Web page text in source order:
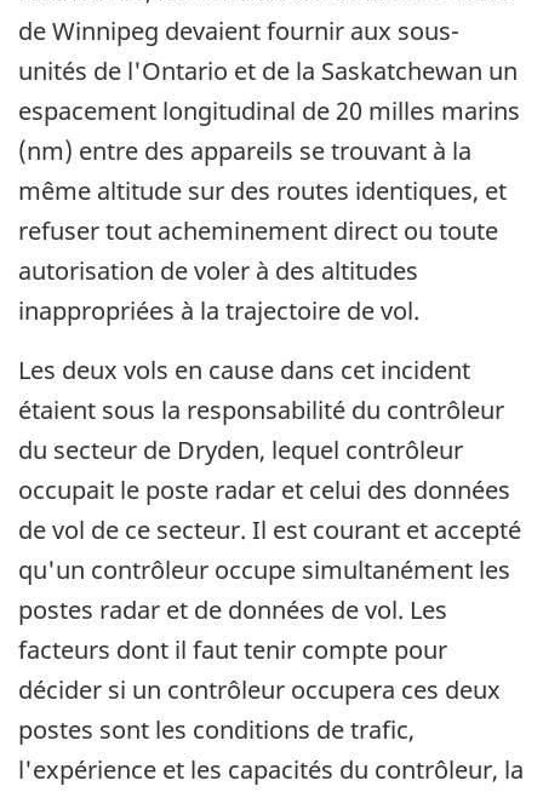
de Winnipeg devaient fournir aux sous-
unités de l'Ontario et de la Saskatchewan un
espacement longitudinal de 20 milles marins
(nm) entre des appareils se trouvant à la
même altitude sur des routes identiques, et
refuser tout acheminement direct ou toute
autorisation de voler à des altitudes
inappropriées à la trajectoire de vol.
Les deux vols en cause dans cet incident
étaient sous la responsabilité du contrôleur
du secteur de Dryden, lequel contrôleur
occupait le poste radar et celui des données
de vol de ce secteur. Il est courant et accepté
qu'un contrôleur occupe simultanément les
postes radar et de données de vol. Les
facteurs dont il faut tenir compte pour
décider si un contrôleur occupera ces deux
postes sont les conditions de trafic,
l'expérience et les capacités du contrôleur, la